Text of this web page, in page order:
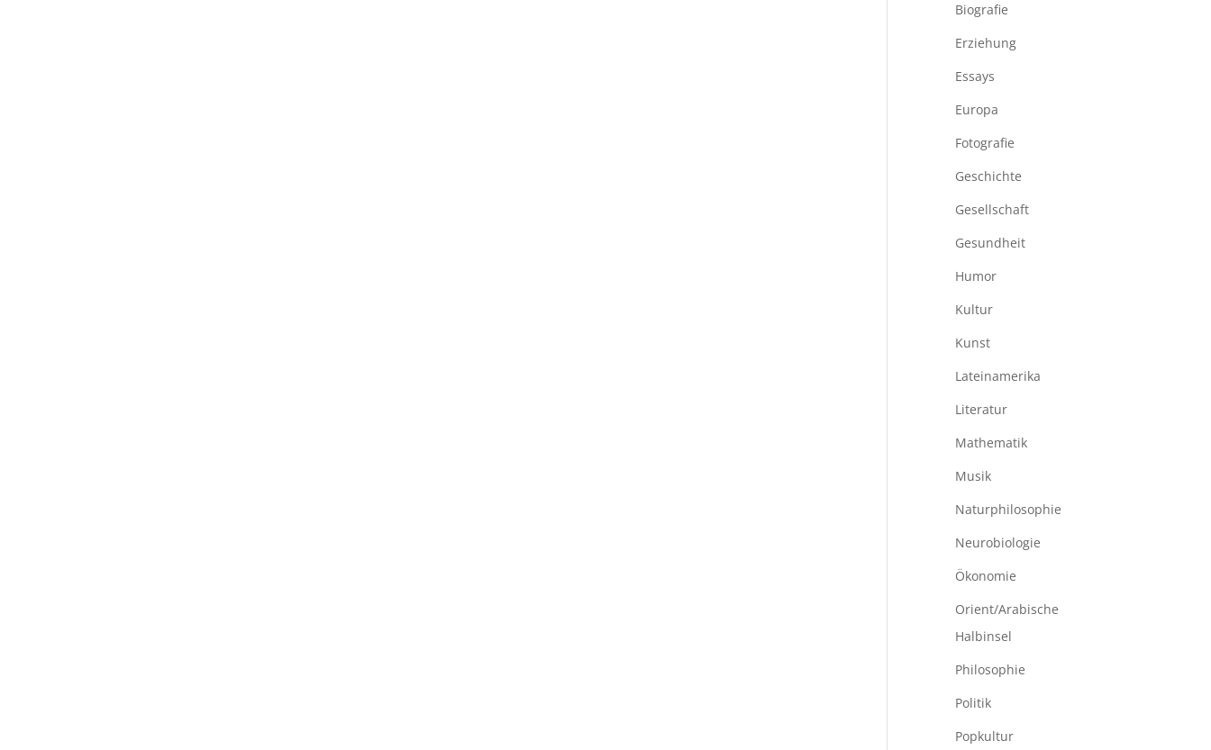
Biografie
Erziehung
Essays
Europa
Fotografie
Geschichte
Gesellschaft
Gesundheit
Humor
Kultur
Kunst
Lateinamerika
Literatur
Mathematik
Musik
Naturphilosophie
Neurobiologie
Ökonomie
Orient/Arabische
Halbinsel
Philosophie
Politik
Popkultur